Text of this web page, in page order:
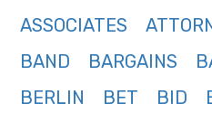
ASSOCIATES
BAND
BARGAINS
BERLIN
BET BID